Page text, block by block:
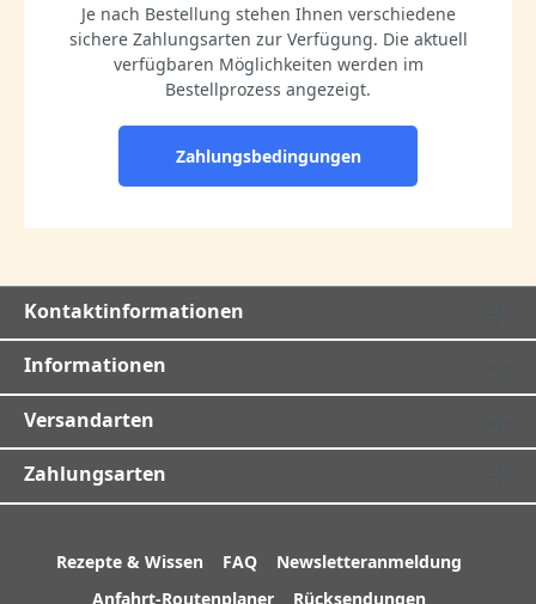
Je nach Bestellung stehen Ihnen verschiedene
sichere Zahlungsarten zur Verfügung. Die aktuell
verfügbaren Möglichkeiten werden im
Bestellprozess angezeigt.
Zahlungsbedingungen
Kontaktinformationen
Informationen
Versandarten
Zahlungsarten
Rezepte & Wissen FAQ
Newsletteranmeldung
Anfahrt-Routenplaner
Rücksendungen